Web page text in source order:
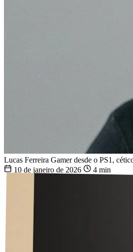
Lucas Ferreira Gamer desde o PS1,
10 de janeiro de 2026
4 min